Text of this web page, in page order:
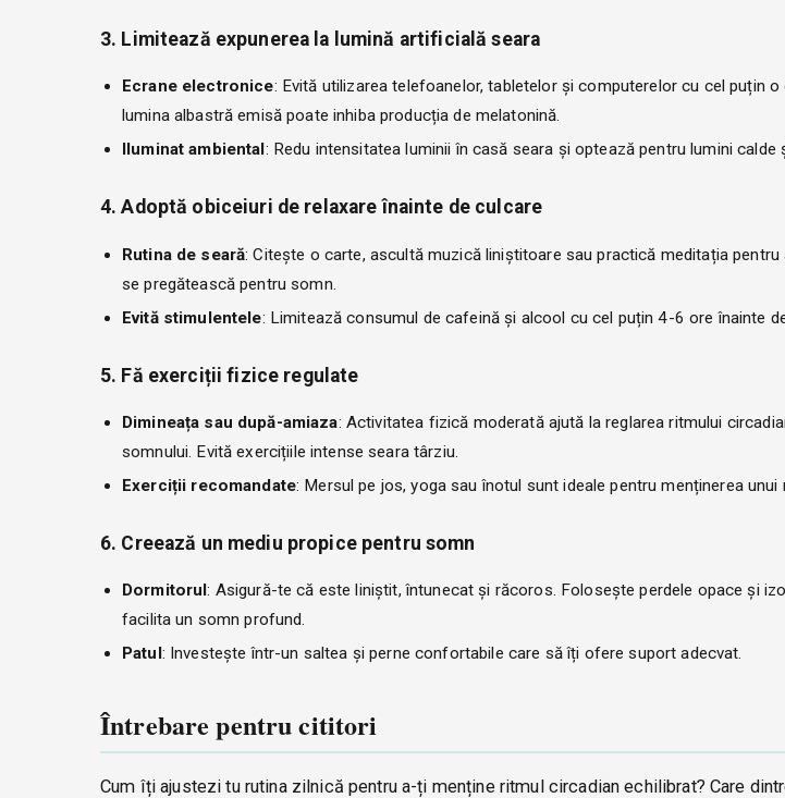
3. Limitează expunerea la lumină artificială seara
Ecrane electronice: Evită utilizarea telefoanelor, tabletelor și computerelor cu cel puțin
lumina albastră emisă poate inhiba producția de melatonină.
Iluminat ambiental : Redu intensitatea luminii în casă seara și optează pentru lumini calde
4. Adoptă obiceiuri de relaxare înainte de culcare
Rutina de seară: Citește o carte, ascultă muzică liniștitoare sau practică meditația
se pregătească pentru somn.
Evită stimulentele: Limitează consumul de cafeină și alcool cu cel puțin 4-6 ore înainte
5. Fă exerciții fizice regulate
Dimineața sau după-amiaza: Activitatea fizică moderată ajută la reglarea ritmului
somnului. Evită exercițiile intense seara târziu.
Exerciții recomandate: Mersul pe jos, yoga sau înotul sunt ideale pentru menținerea
6. Creează un mediu propice pentru somn
Dormitorul: Asigură-te că este liniștit, întunecat și răcoros. Folosește perdele opace și
facilita un somn profund.
Patul: Investește într-un saltea și perne confortabile care să îți ofere suport adecvat.
Întrebare pentru cititori
Cum îți ajustezi tu rutina zilnică pentru a-ți menține ritmul circadian echilibrat? Care